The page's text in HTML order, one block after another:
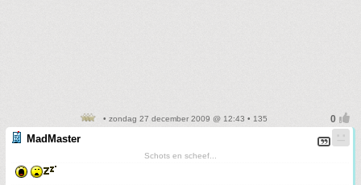
• zondag 27 december 2009 @ 12:43 • 135
MadMaster
Schots en scheef...